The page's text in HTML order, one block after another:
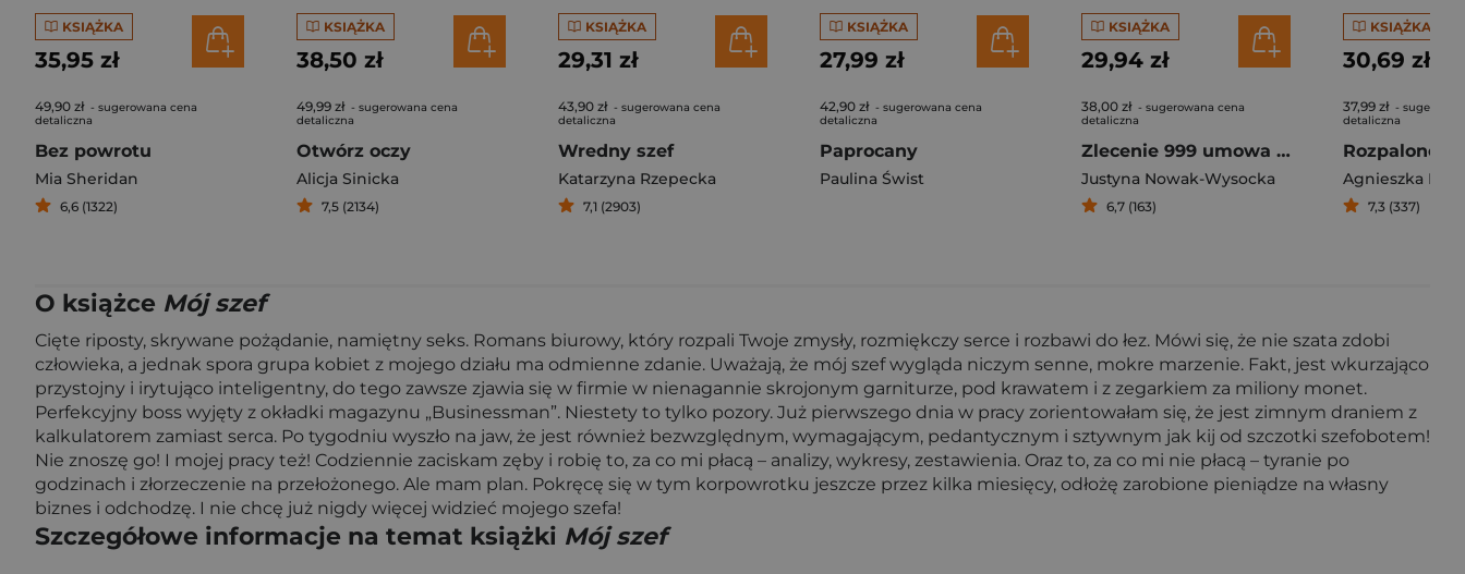
KSIĄŻKA
35,95 zł
49,90 zł - sugerowana cena
detaliczna
Bez powrotu
Mia Sheridan
6,6 (1322)
KSIĄŻKA
38,50 zł
49,99 zł - sugerowana cena
detaliczna
Otwórz oczy
Alicja Sinicka
7,5 (2134)
KSIĄŻKA
29,31 zł
43,90 zł - sugerowana cena
detaliczna
Wredny szef
Katarzyna Rzepecka
7,1 (2903)
KSIĄŻKA
27,99 zł
42,90 zł - sugerowana cena
detaliczna
Paprocany
Paulina Świst
KSIĄŻKA
29,94 zł
38,00 zł - sugerowana cena
detaliczna
Zlecenie 999 umowa z nieznajomym
Justyna Nowak-Wysocka
6,7 (163)
KSIĄŻKA
30,69 zł
37,99 zł -
detaliczna
Rozpalone
7,3 (337)
O książce Mój szef
Cięte riposty, skrywane pożądanie, namiętny seks. Romans biurowy, który rozpali Twoje zmysły, rozmiękczy serce i rozbawi do łez. Mówi się, że nie szata zdobi
człowieka, a jednak spora grupa kobiet z mojego działu ma odmienne zdanie. Uważają, że mój szef wygląda niczym senne, mokre marzenie. Fakt, jest wkurzająco
przystojny i irytująco inteligentny, do tego zawsze zjawia się w firmie w nienagannie skrojonym garniturze, pod krawatem i z zegarkiem za miliony monet.
Perfekcyjny boss wyjęty z okładki magazynu „Businessman”. Niestety to tylko pozory. Już pierwszego dnia w pracy zorientowałam się, że jest zimnym draniem z
kalkulatorem zamiast serca. Po tygodniu wyszło na jaw, że jest również bezwzględnym, wymagającym, pedantycznym i sztywnym jak kij od szczotki szefobotem!
Nie znoszę go! I mojej pracy też! Codziennie zaciskam zęby i robię to, za co mi płacą – analizy, wykresy, zestawienia. Oraz to, za co mi nie płacą – tyranie po
godzinach i złorzeczenie na przełożonego. Ale mam plan. Pokręcę się w tym korpowrotku jeszcze przez kilka miesięcy, odłożę zarobione pieniądze na własny
biznes i odchodzę. I nie chcę już nigdy więcej widzieć mojego szefa!
Szczegółowe informacje na temat książki Mój szef